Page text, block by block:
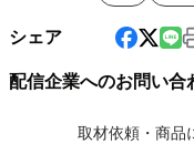
シェア
配信企業へのお問い合
取材依頼・商品